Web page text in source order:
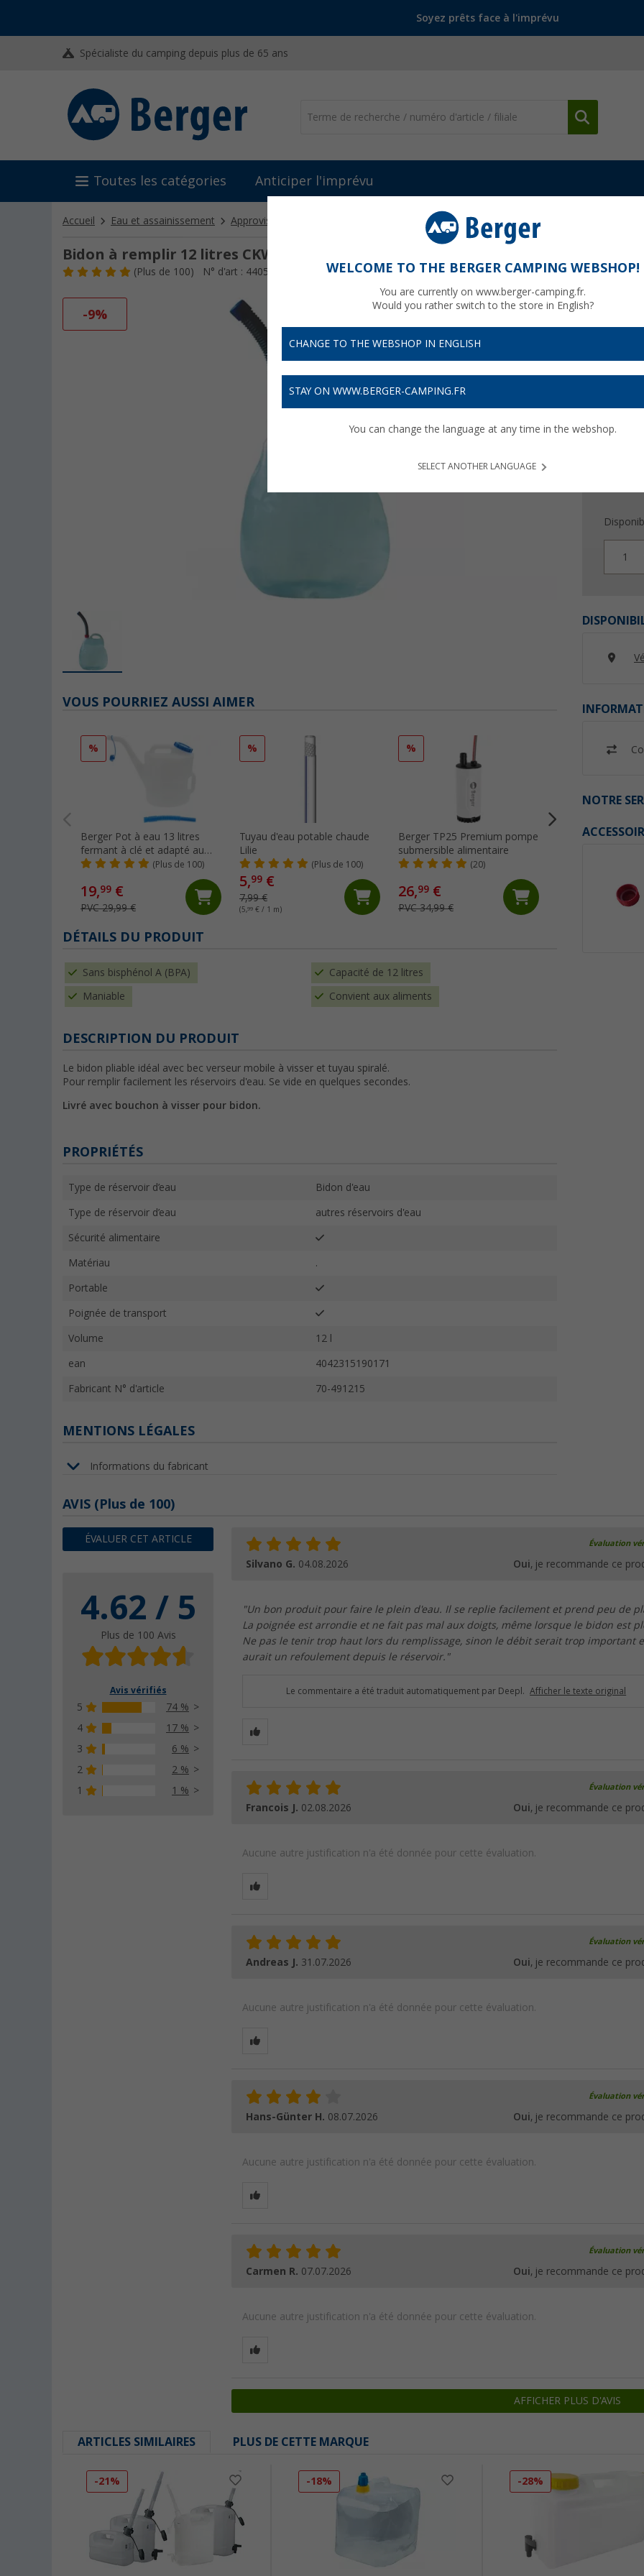
Soyez prêts face à l'imprévu
Spécialiste du camping depuis plus de 65 ans
Toutes les catégories Anticiper l'imprévu
Accueil Eau et assainissement Approvisionnement en eau Bidons d'eau Bidon à remplir 12 litres CKW
Bidon à remplir 12 litres CKW
(Plus de 100) N° d'art : 440510
-9%
19,
Prix TTC
1
NOTRE
VOUS POURRIEZ AUSSI AIMER
%
Berger Pot à eau 13 litres
fermant à clé et adapté au
contact alimentaire(Plus de 100)
19,99 €
PVC 29,99 €
%
Tuyau d'eau potable chaude
Lilie
(Plus de 100)
5,99 €
7,99 €
(5,99 € / 1 m)
%
Berger TP25 Premium pompe
submersible alimentaire
(20)
26,99 €
PVC 34,99 €
Tuyau d’arrosage
DÉTAILS DU PRODUIT
Sans bisphénol A (BPA) Capacité de 12 litres
Maniable Convient aux aliments
DESCRIPTION DU PRODUIT
Le bidon pliable idéal avec bec verseur mobile à visser et tuyau spiralé.
Pour remplir facilement les réservoirs d'eau. Se vide en quelques secondes.
Livré avec bouchon à visser pour bidon.
PROPRIÉTÉS
Type de réservoir d’eau Bidon d'eau
Type de réservoir d’eau autres réservoirs d'eau
Sécurité alimentaire
Matériau .
Portable
Poignée de transport
Volume 12 l
ean 4042315190171
Fabricant N° d'article 70-491215
MENTIONS LÉGALES
Informations du fabricant
AVIS (Plus de 100)
ÉVALUER CET ARTICLE
4.62 / 5
Plus de 100 Avis
Avis vérifiés
5
74 %
4
17 %
3
6 %
2
2 %
1
1 %
Évaluation
Silvano G. 04.08.2026 Oui, je recommande ce
"Un bon produit pour faire le plein d'eau. Il se replie facilement et prend peu de
La poignée est arrondie et ne fait pas mal aux doigts, même lorsque le bidon est
Ne pas le tenir trop haut lors du remplissage, sinon le débit serait trop important
aurait un refoulement depuis le réservoir."
Le commentaire a été traduit automatiquement par Deepl. Afficher le texte original
Évaluation
Francois J. 02.08.2026 Oui, je recommande ce
Aucune autre justification n'a été donnée pour cette évaluation.
Évaluation
Andreas J. 31.07.2026 Oui, je recommande ce
Aucune autre justification n'a été donnée pour cette évaluation.
Évaluation
Hans-Günter H. 08.07.2026 Oui, je recommande ce
Aucune autre justification n'a été donnée pour cette évaluation.
Évaluation
Carmen R. 07.07.2026 Oui, je recommande ce
Aucune autre justification n'a été donnée pour cette évaluation.
AFFICHER PLUS D'AVIS
ARTICLES SIMILAIRES PLUS DE CETTE MARQUE
-21% -18% -28%
WELCOME TO THE BERGER CAMPING WEBSHOP!
You are currently on www.berger-camping.fr.
Would you rather switch to the store in English?
CHANGE TO THE WEBSHOP IN ENGLISH
STAY ON WWW.BERGER-CAMPING.FR
You can change the language at any time in the webshop.
SELECT ANOTHER LANGUAGE